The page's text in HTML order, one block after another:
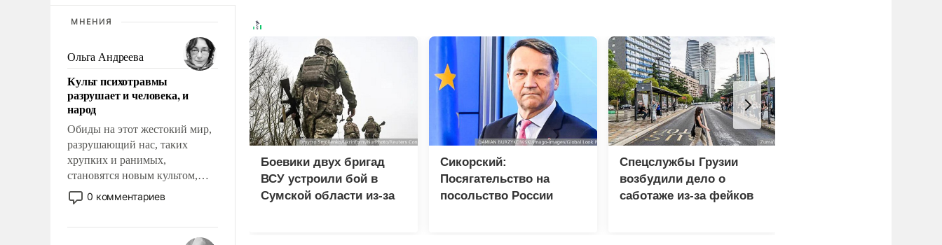
МНЕНИЯ
Ольга Андреева
Культ психотравмы
разрушает и человека, и
народ
Обиды на этот жестокий мир,
разрушающий нас, таких
хрупких и ранимых,
становятся новым культом,
постепенно вытесняя и
отменяя традиционное
мужественным и твердым под
0 комментариев
Боевики двух бригад
ВСУ устроили бой в
Сумской области из-за
Сикорский:
Посягательство на
посольство России
Спецслужбы Грузии
возбудили дело о
саботаже из-за фейков